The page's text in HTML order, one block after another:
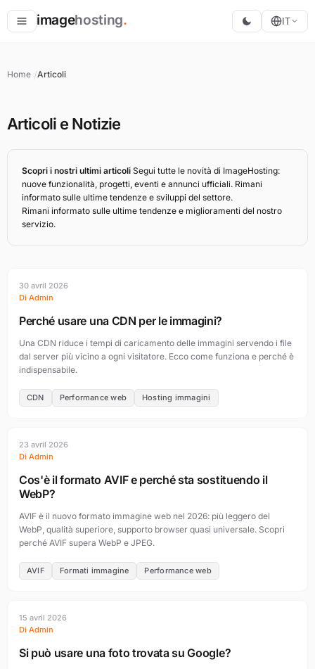
imagehosting.
Ridimensiona
IT
Home Articoli
Articoli e Notizie
Scopri i nostri ultimi articoli Segui tutte le novità di ImageHosting:
nuove funzionalità, progetti, eventi e annunci ufficiali. Rimani
informato sulle ultime tendenze e sviluppi del settore.
Rimani informato sulle ultime tendenze e miglioramenti del nostro
servizio.
30 avril 2026
Di Admin
Perché usare una CDN per le immagini?
Una CDN riduce i tempi di caricamento delle immagini servendo i file
dal server più vicino a ogni visitatore. Ecco come funziona e perché è
indispensabile.
CDN Performance web Hosting immagini
23 avril 2026
Di Admin
Cos'è il formato AVIF e perché sta sostituendo il
WebP?
AVIF è il nuovo formato immagine web nel 2026: più leggero del
WebP, qualità superiore, supporto browser quasi universale. Scopri
perché AVIF supera WebP e JPEG.
AVIF Formati immagine Performance web
15 avril 2026
Di Admin
Si può usare una foto trovata su Google?